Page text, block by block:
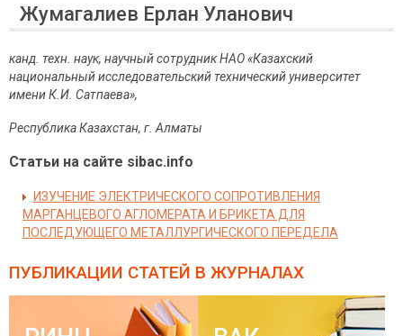
Жумагалиев Ерлан Уланович
канд. техн. наук, научный сотрудник НАО «Казахский
национальный исследовательский технический университет
имени К.И. Сатпаева»,
Республика Казахстан, г. Алматы
Статьи на сайте sibac.info
ИЗУЧЕНИЕ ЭЛЕКТРИЧЕСКОГО СОПРОТИВЛЕНИЯ
МАРГАНЦЕВОГО АГЛОМЕРАТА И БРИКЕТА ДЛЯ
ПОСЛЕДУЮЩЕГО МЕТАЛЛУРГИЧЕСКОГО ПЕРЕДЕЛА
ПУБЛИКАЦИИ СТАТЕЙ В ЖУРНАЛАХ